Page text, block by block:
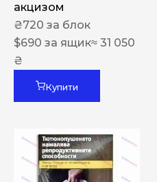
акцизом
₴720 за блок
$690 за ящик≈ 31 050
₴
Купити